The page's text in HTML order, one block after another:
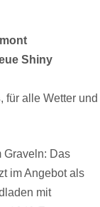
Shiny
, für alle Wetter und